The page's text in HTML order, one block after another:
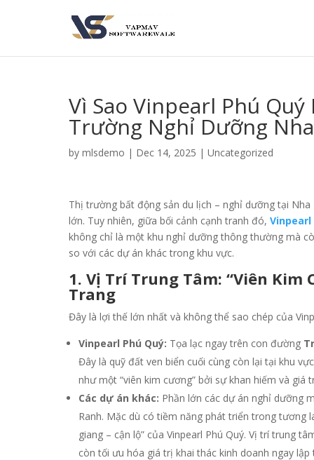
Vì Sao Vinpearl Phú
Trường Nghỉ Dưỡng
by mlsdemo | Dec 14, 2025 | Uncategorized
Thị trường bất động sản du lịch – nghỉ dưỡng tại
lớn. Tuy nhiên, giữa bối cảnh cạnh tranh đó, Vinpearl
không chỉ là một khu nghỉ dưỡng thông thường mà
so với các dự án khác trong khu vực.
1. Vị Trí Trung Tâm: “Viên Kim
Trang
Đây là lợi thế lớn nhất và không thể sao chép của
Vinpearl Phú Quý: Tọa lạc ngay trên con đường
Đây là quỹ đất ven biển cuối cùng còn lại tại khu
như một “viên kim cương” bởi sự khan hiếm và giá
Các dự án khác: Phần lớn các dự án nghỉ dưỡng
Ranh. Mặc dù có tiềm năng phát triển trong tương
giang – cận lộ” của Vinpearl Phú Quý. Vị trí trung
còn tối ưu hóa giá trị khai thác kinh doanh ngay lập